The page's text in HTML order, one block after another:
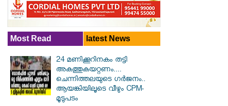
Most Read latest News
24 മണിക്കൂറിനകം തട്ടി
അകത്തുകയറ്റണം....
ചെന്നിത്തലയുടെ ഗർജനം..
ആയങ്കിയിലൂടെ വീഴും CPM-
മൂടുപടം